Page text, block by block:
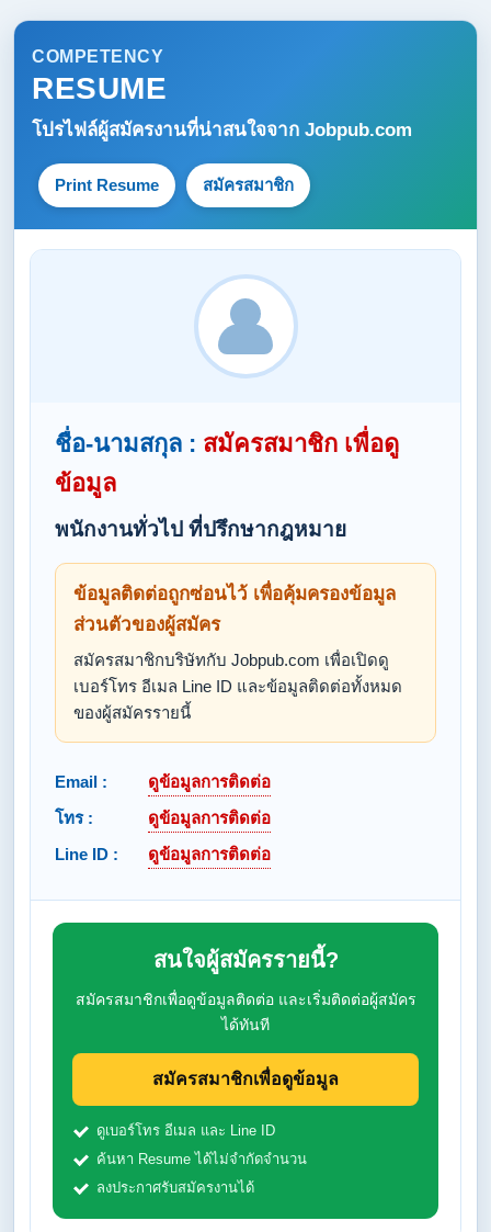
COMPETENCY
RESUME
โปรไฟล์ผู้สมัครงานที่น่าสนใจจาก Jobpub.com
Print Resume สมัครสมาชิก
ชื่อ-นามสกุล : สมัครสมาชิก เพื่อดู
ข้อมูล
พนักงานทั่วไป ที่ปรึกษากฎหมาย
ข้อมูลติดต่อถูกซ่อนไว้ เพื่อคุ้มครองข้อมูล
ส่วนตัวของผู้สมัคร
สมัครสมาชิกบริษัทกับ Jobpub.com เพื่อเปิดดู
เบอร์โทร อีเมล Line ID และข้อมูลติดต่อทั้งหมด
ของผู้สมัครรายนี้
Email :
ดูข้อมูลการติดต่อ
โทร :
ดูข้อมูลการติดต่อ
Line ID :
ดูข้อมูลการติดต่อ
สนใจผู้สมัครรายนี้?
สมัครสมาชิกเพื่อดูข้อมูลติดต่อ และเริ่มติดต่อผู้สมัคร
ได้ทันที
สมัครสมาชิกเพื่อดูข้อมูล
ดูเบอร์โทร อีเมล และ Line ID
ค้นหา Resume ได้ไม่จำกัดจำนวน
ลงประกาศรับสมัครงานได้